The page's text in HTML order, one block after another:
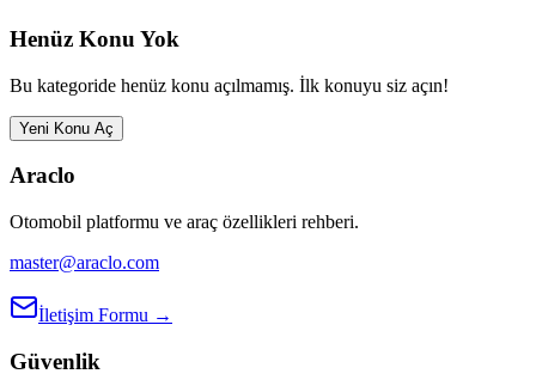
Henüz Konu Yok
Bu kategoride henüz konu açılmamış. İlk konuyu siz açın!
Yeni Konu Aç
Araclo
Otomobil platformu ve araç özellikleri rehberi.
master@araclo.com
İletişim Formu →
Güvenlik